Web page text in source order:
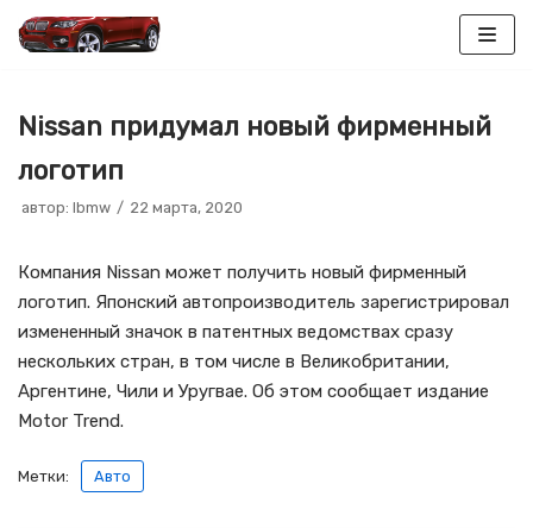
содержимому
Nissan придумал новый фирменный
логотип
автор: lbmw 22 марта, 2020
Компания Nissan может получить новый фирменный
логотип. Японский автопроизводитель зарегистрировал
измененный значок в патентных ведомствах сразу
нескольких стран, в том числе в Великобритании,
Аргентине, Чили и Уругвае. Об этом сообщает издание
Motor Trend.
Метки: Авто